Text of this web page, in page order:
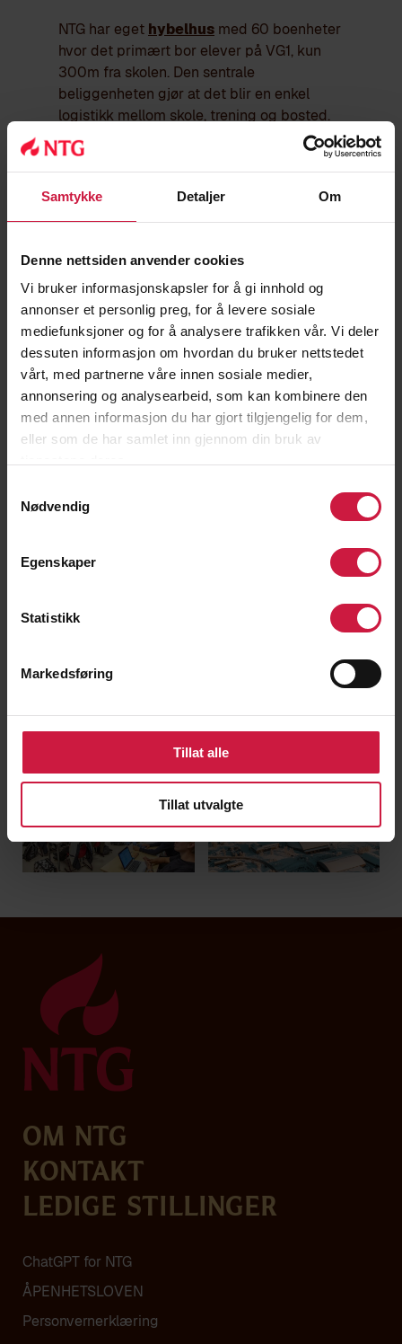
Samtykke Detaljer Om
Denne nettsiden anvender cookies
Vi bruker informasjonskapsler for å gi innhold og
annonser et personlig preg, for å levere sosiale
mediefunksjoner og for å analysere trafikken vår. Vi deler
dessuten informasjon om hvordan du bruker nettstedet
vårt, med partnerne våre innen sosiale medier,
annonsering og analysearbeid, som kan kombinere den
med annen informasjon du har gjort tilgjengelig for dem,
eller som de har samlet inn gjennom din bruk av
Nødvendig
Egenskaper
Statistikk
Markedsføring
Tillat alle
Tillat utvalgte
NTG har eget hybelhus med 60 boenheter
hvor det primært bor elever på VG1, kun
300m fra skolen. Den sentrale
beliggenheten gjør at det blir en enkel
logistikk mellom skole, trening og bosted.
Idrettene er behjelpelig med å skaffe
hybler og følge opp hybeltilværelsen også
hybelhuset her.
rimelige priser, og mange elever benytter
seg av dette.
Lærere og trenere
NTG Lillehammer har trenere og lærere
med høy kompetanse og er en skole der
lærerne møter deg med entusiasme og
forståelse for din satsing på toppidrett.
Derfor har vi tre ulike timeplaner gjennom
læringsmiljøet vi er stolte av å ha. Skolen
måte slik at du kan nå utdanningsmålene
Skolen tilbyr leksehjelp/studieveiledning
Om NTG
Kontakt
Ledige stillinger
ChatGPT for NTG
ÅPENHETSLOVEN
Personvern­erklæring